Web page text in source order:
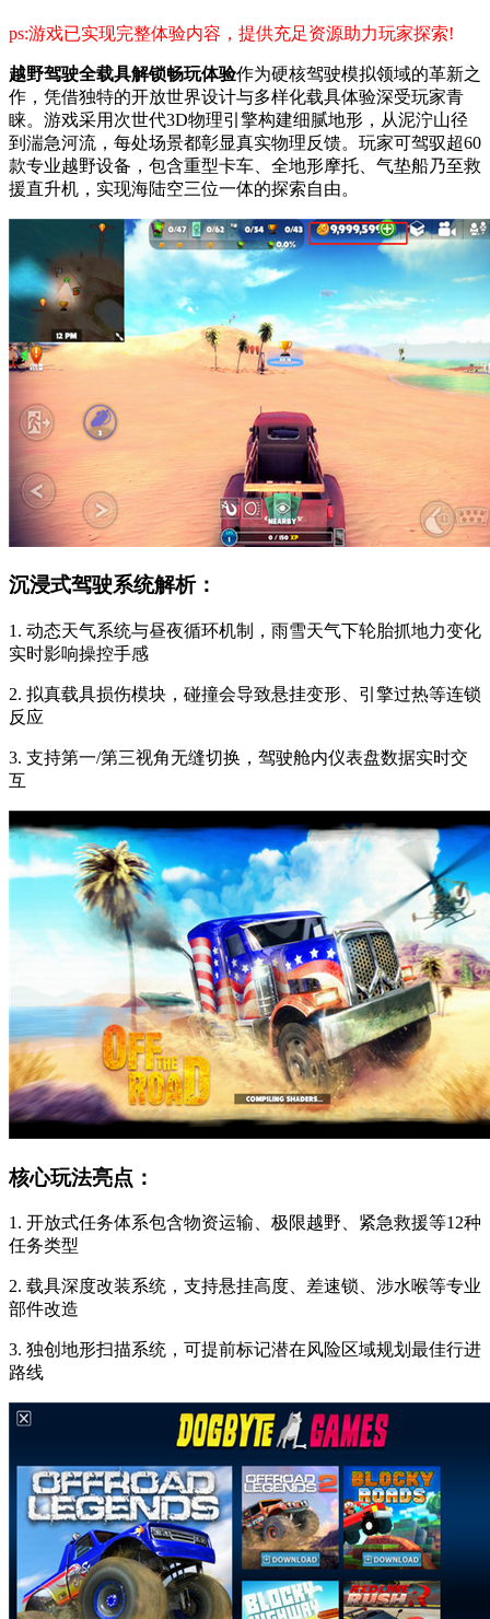
ps:游戏已实现完整体验内容，提供充足资源助力玩家探索!
越野驾驶全载具解锁畅玩体验作为硬核驾驶模拟领域的革新之
作，凭借独特的开放世界设计与多样化载具体验深受玩家青
睐。游戏采用次世代3D物理引擎构建细腻地形，从泥泞山径
到湍急河流，每处场景都彰显真实物理反馈。玩家可驾驭超60
款专业越野设备，包含重型卡车、全地形摩托、气垫船乃至救
援直升机，实现海陆空三位一体的探索自由。
沉浸式驾驶系统解析：
1. 动态天气系统与昼夜循环机制，雨雪天气下轮胎抓地力变化
实时影响操控手感
2. 拟真载具损伤模块，碰撞会导致悬挂变形、引擎过热等连锁
反应
3. 支持第一/第三视角无缝切换，驾驶舱内仪表盘数据实时交
互
核心玩法亮点：
1. 开放式任务体系包含物资运输、极限越野、紧急救援等12种
任务类型
2. 载具深度改装系统，支持悬挂高度、差速锁、涉水喉等专业
部件改造
3. 独创地形扫描系统，可提前标记潜在风险区域规划最佳行进
路线